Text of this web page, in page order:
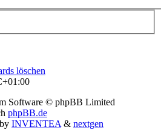
löschen
Software © phpBB Limited
phpBB.de
INVENTEA & nextgen